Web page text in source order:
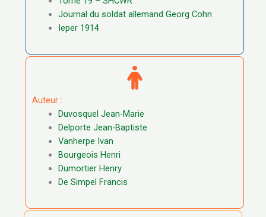
Journal du soldat allemand Georg Cohn
Ieper 1914
Auteur :
Duvosquel Jean-Marie
Delporte Jean-Baptiste
Vanherpe Ivan
Bourgeois Henri
Dumortier Henry
De Simpel Francis